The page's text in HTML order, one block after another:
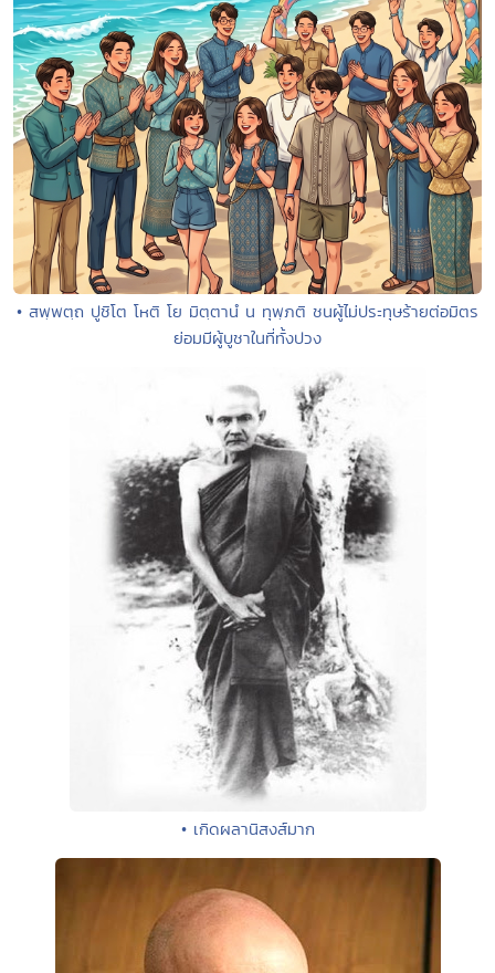
• สพฺพตฺถ ปูชิโต โหติ โย มิตฺตานํ น ทุพฺภติ ชนผู้ไม่ประทุษร้ายต่อมิตร
ย่อมมีผู้บูชาในที่ทั้งปวง
• เกิดผลานิสงส์มาก